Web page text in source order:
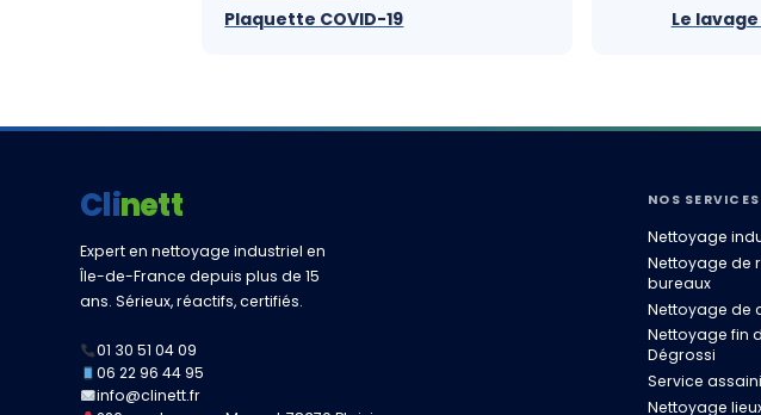
Plaquette COVID-19 Le
Clinett
Expert en nettoyage industriel en
Île-de-France depuis plus de 15
ans. Sérieux, réactifs, certifiés.
01 30 51 04 09
06 22 96 44 95
info@clinett.fr
NOS SERVICES
Nettoyage
Nettoyage de
bureaux
Nettoyage de
Nettoyage fin
Dégrossi
Service
Nettoyage